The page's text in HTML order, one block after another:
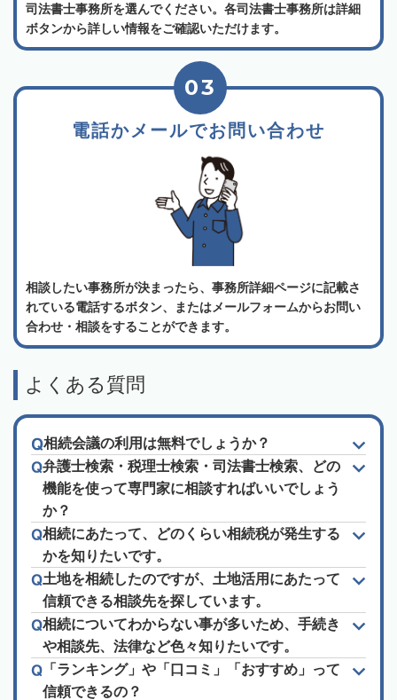
司法書士事務所を選んでください。各司法書士事務所は詳細
ボタンから詳しい情報をご確認いただけます。
電話かメールでお問い合わせ
03
相談したい事務所が決まったら、事務所詳細ページに記載さ
れている電話するボタン、またはメールフォームからお問い
合わせ・相談をすることができます。
よくある質問
相続会議の利用は無料でしょうか？
弁護士検索・税理士検索・司法書士検索、どの
機能を使って専門家に相談すればいいでしょう
か？
相続にあたって、どのくらい相続税が発生する
かを知りたいです。
土地を相続したのですが、土地活用にあたって
信頼できる相談先を探しています。
相続についてわからない事が多いため、手続き
や相談先、法律など色々知りたいです。
「ランキング」や「口コミ」「おすすめ」って
信頼できるの？